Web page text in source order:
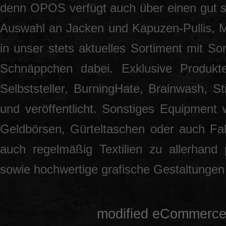
denn OPOS verfügt auch über einen gut
Auswahl an Jacken und Kapuzen-Pullis,
in unser stets aktuelles Sortiment mit
Schnäppchen dabei. Exklusive
Selbststeller, BurningHate, Brainwash,
und veröffentlicht. Sonstiges Equipment
Geldbörsen, Gürteltaschen oder auch
auch regelmäßig Textilien zu allerhand
sowie hochwertige grafische
mod ified